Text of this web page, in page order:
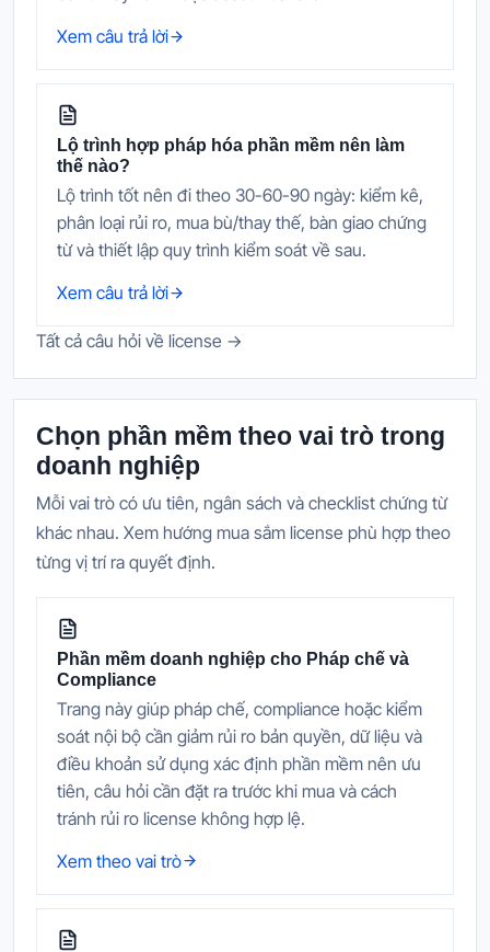
Xem câu trả lời
Lộ trình hợp pháp hóa phần mềm nên làm
thế nào?
Lộ trình tốt nên đi theo 30-60-90 ngày: kiểm kê,
phân loại rủi ro, mua bù/thay thế, bàn giao chứng
từ và thiết lập quy trình kiểm soát về sau.
Xem câu trả lời
Tất cả câu hỏi về license →
Chọn phần mềm theo vai trò trong
doanh nghiệp
Mỗi vai trò có ưu tiên, ngân sách và checklist chứng từ
khác nhau. Xem hướng mua sắm license phù hợp theo
từng vị trí ra quyết định.
Phần mềm doanh nghiệp cho Pháp chế và
Compliance
Trang này giúp pháp chế, compliance hoặc kiểm
soát nội bộ cần giảm rủi ro bản quyền, dữ liệu và
điều khoản sử dụng xác định phần mềm nên ưu
tiên, câu hỏi cần đặt ra trước khi mua và cách
tránh rủi ro license không hợp lệ.
Xem theo vai trò